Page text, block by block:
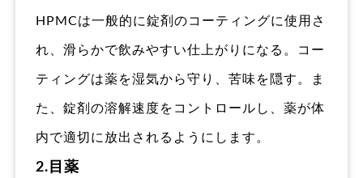
HPMCは一般的に錠剤のコーティングに使用さ
れ、滑らかで飲みやすい仕上がりになる。コー
ティングは薬を湿気から守り、苦味を隠す。ま
た、錠剤の溶解速度をコントロールし、薬が体
内で適切に放出されるようにします。
2.目薬